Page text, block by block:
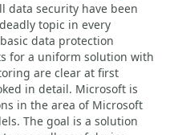
data security have been
topic in every
data protection
for a uniform solution with
are clear at first
in detail. Microsoft is
in the area of Microsoft
The goal is a solution